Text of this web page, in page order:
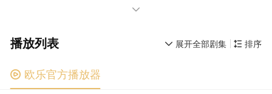
标准剧情一般获得了暗杀者的力量——到此为止都还是在预料之内
作为同班同学的勇者之上？！ 而且以暗杀者技能发现了主导异
未至的迷宫深层。发誓要向国王复仇的晶为了寻求更强的力量而突
进迷宫，并与精灵族神子艾蜜莉亚相遇——。 暗杀者少年与神

 排序
 展开全部剧集
播放列表
 欧乐官方播放器